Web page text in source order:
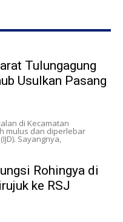
Tulungagung
Usulkan Pasang
di Kecamatan
mulus dan diperlebar
Sayangnya,
Rohingya di
ke RSJ